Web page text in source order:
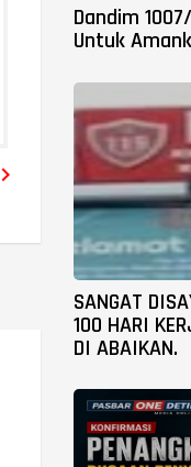

Dandim
Untuk
SANGAT
100 HARI
DI ABAIKAN.